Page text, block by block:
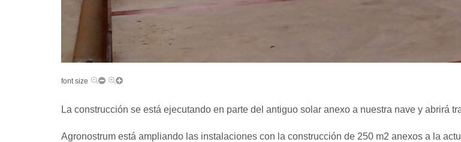
font size
La construcción se está ejecutando en parte del antiguo solar anexo a nuestra nave y abrirá
Agronostrum está ampliando las instalaciones con la construcción de 250 m2 anexos a la